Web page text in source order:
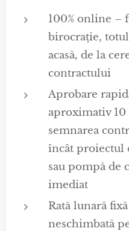
100% online –
birocrație,
acasă, de la
contractului
Aprobare
aproximativ
semnarea
încât proiectul
sau pompă de
imediat
Rată lunară
neschimbată